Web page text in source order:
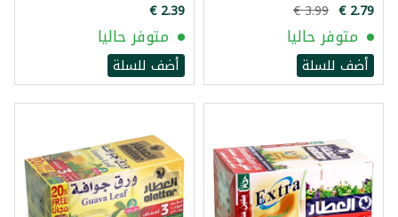
متوفر حاليا
أضف للسلة
متوفر حاليا
أضف للسلة